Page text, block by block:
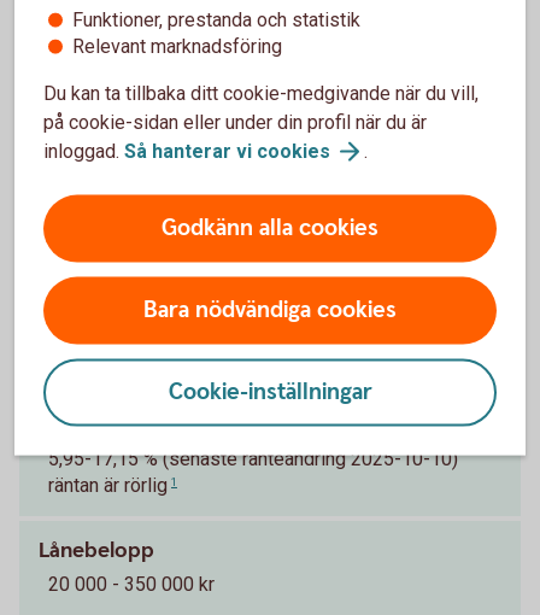
betalningsanmärkningar.
Vad får jag för ränta?
Räntan är rörlig och mellan 5,95-17,15 % (senaste
Pris och ränta Privatlån
Ränta
5,95-17,15 % (senaste ränteändring 2025-10-10)
räntan är rörlig 1
Lånebelopp
20 000 - 350 000 kr
Funktioner, prestanda och statistik
Relevant marknadsföring
Du kan ta tillbaka ditt cookie-medgivande när du vill,
på cookie-sidan eller under din profil när du är
inloggad. Så hanterar vi cookies .
Godkänn alla cookies
Bara nödvändiga cookies
Cookie-inställningar